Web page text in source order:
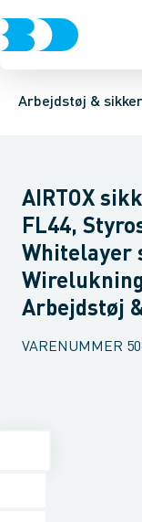
Arbejdstøj &
Trøjer & t-shirts
SkoSandalerTræsko
Sko med stålwire
AIRTOX
FL44,
Whitelayer
Arbejdstøj
VARENUMMER